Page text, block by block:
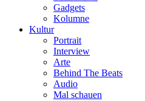
Gadgets
Kolumne
Kultur
Portrait
Interview
Arte
Behind The Beats
Audio
Mal schauen